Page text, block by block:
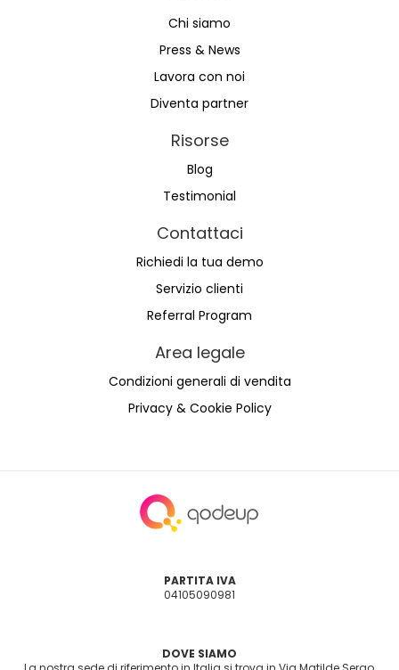
Chi siamo
Press & News
Lavora con noi
Diventa partner
Risorse
Blog
Testimonial
Contattaci
Richiedi la tua demo
Servizio clienti
Referral Program
Area legale
Condizioni generali di vendita
Privacy & Cookie Policy
PARTITA IVA
04105090981
DOVE SIAMO